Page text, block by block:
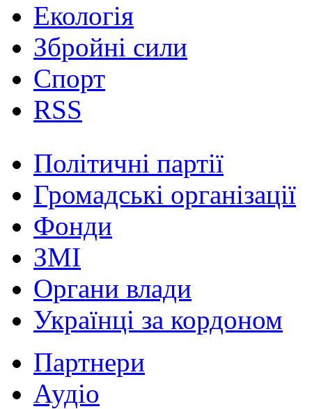
Екологія
Збройні сили
Спорт
RSS
Політичні партії
Громадські організації
Фонди
ЗМІ
Органи влади
Українці за кордоном
Партнери
Аудіо